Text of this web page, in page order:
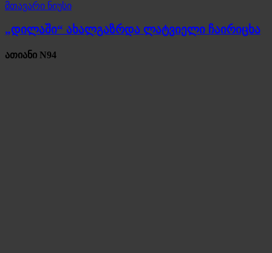
მთავარი ნიუსი
„დილაში“ ახალგაზრდა ლატვიელი ჩაირიცხა
ათიანი N94